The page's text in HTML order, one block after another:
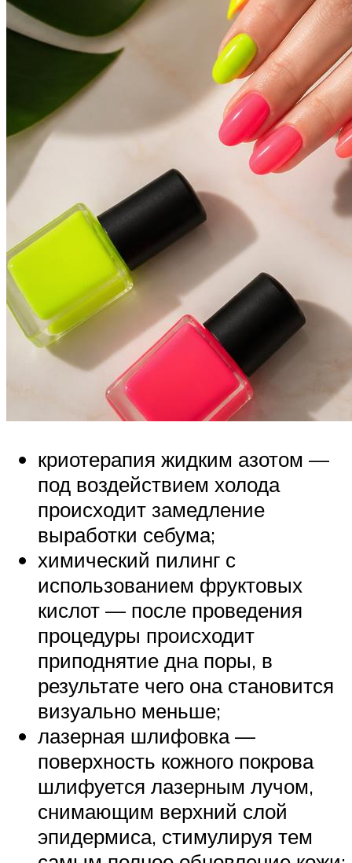
криотерапия жидким азотом —
под воздействием холода
происходит замедление
выработки себума;
химический пилинг с
использованием фруктовых
кислот — после проведения
процедуры происходит
приподнятие дна поры, в
результате чего она становится
визуально меньше;
лазерная шлифовка —
поверхность кожного покрова
шлифуется лазерным лучом,
снимающим верхний слой
эпидермиса, стимулируя тем